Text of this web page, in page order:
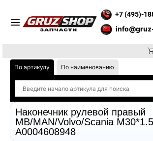
+7 (495)-
По артикулу По наименованию
Наконечник рулевой правый
MB/MAN/Volvo/Scania
A0004608948